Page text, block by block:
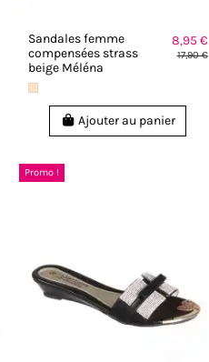
Sandales femme
compensées strass
beige Méléna
8,95 €
17,90 €
Ajouter au panier
Promo !